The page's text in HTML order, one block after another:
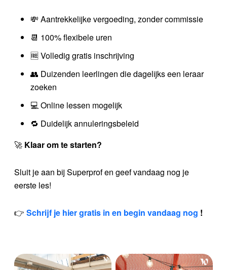
💸 Aantrekkelijke vergoeding, zonder commissie
📆 100% flexibele uren
🆓 Volledig gratis inschrijving
👥 Duizenden leerlingen die dagelijks een leraar
zoeken
💻 Online lessen mogelijk
🔁 Duidelijk annuleringsbeleid
🚀 Klaar om te starten?
Sluit je aan bij Superprof en geef vandaag nog je
eerste les!
👉 Schrijf je hier gratis in en begin vandaag nog !